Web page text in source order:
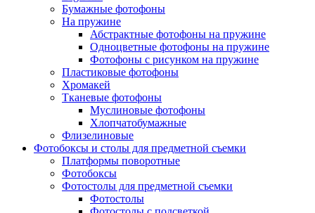
Бумажные фотофоны
На пружине
Абстрактные фотофоны на пружине
Одноцветные фотофоны на пружине
Фотофоны с рисунком на пружине
Пластиковые фотофоны
Хромакей
Тканевые фотофоны
Муслиновые фотофоны
Хлопчатобумажные
Флизелиновые
Фотобоксы и столы для предметной съемки
Платформы поворотные
Фотобоксы
Фотостолы для предметной съемки
Фотостолы